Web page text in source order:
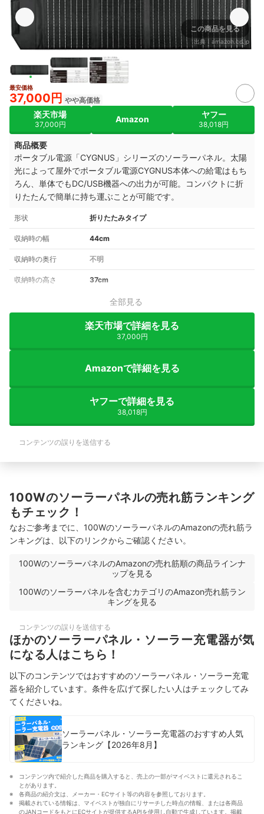
この商品を見る
出典： amazon.co.jp
最安価格
37,000円 やや高価格
楽天市場
37,000円
Amazon ヤフー
38,018円
商品概要
ポータブル電源「CYGNUS」シリーズのソーラーパネル。太陽
光によって屋外でポータブル電源CYGNUS本体への給電はもち
ろん、単体でもDC/USB機器への出力が可能。コンパクトに折
りたたんで簡単に持ち運ぶことが可能です。
形状 折りたたみタイプ
収納時の幅 44cm
収納時の奥行 不明
収納時の高さ 37cm
全部見る
楽天市場で詳細を見る
37,000円
Amazonで詳細を見る
ヤフーで詳細を見る
38,018円
コンテンツの誤りを送信する
100Wのソーラーパネルの売れ筋ランキング
もチェック！
なおご参考までに、100WのソーラーパネルのAmazonの売れ筋ラ
ンキングは、以下のリンクからご確認ください。
100WのソーラーパネルのAmazonの売れ筋順の商品ラインナ
ップを見る
100Wのソーラーパネルを含むカテゴリのAmazon売れ筋ラン
キングを見る
コンテンツの誤りを送信する
ほかのソーラーパネル・ソーラー充電器が気
になる人はこちら！
以下のコンテンツではおすすめのソーラーパネル・ソーラー充電
器を紹介しています。条件を広げて探したい人はチェックしてみ
てくださいね。
ソーラーパネル・ソーラー充電器のおすすめ人気
ランキング【2026年8月】
コンテンツ内で紹介した商品を購入すると、売上の一部がマイベストに還元されるこ
とがあります。
各商品の紹介文は、メーカー・ECサイト等の内容を参照しております。
掲載されている情報は、マイベストが独自にリサーチした時点の情報、または各商品
のJANコードをもとにECサイトが提供するAPIを使用し自動で生成しています。掲載